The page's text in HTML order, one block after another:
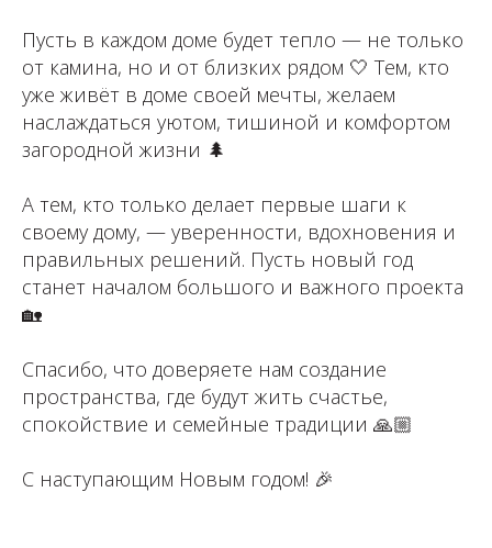
⁣Пусть в каждом доме будет тепло — не только
от камина, но и от близких рядом 🤍 Тем, кто
уже живёт в доме своей мечты, желаем
наслаждаться уютом, тишиной и комфортом
загородной жизни 🌲
⁣⁣А тем, кто только делает первые шаги к
своему дому, — уверенности, вдохновения и
правильных решений. Пусть новый год
станет началом большого и важного проекта
🏡
⁣⁣Спасибо, что доверяете нам создание
пространства, где будут жить счастье,
спокойствие и семейные традиции 🙏🏼
С наступающим Новым годом! 🎉